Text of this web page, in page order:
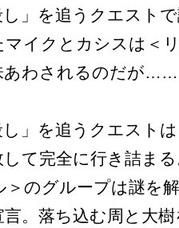
し」を追うクエスト
マイクとカシスは＜
あわされるのだが
し」を追うクエスト
て完全に行き詰ま
＞のグループは謎を
言。落ち込む周と大